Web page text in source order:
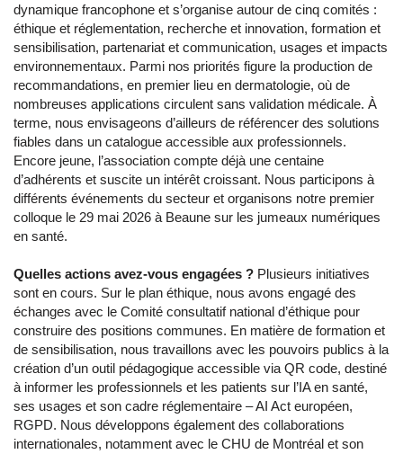
dynamique francophone et s’organise autour de cinq comités :
éthique et réglementation, recherche et innovation, formation et
sensibilisation, partenariat et communication, usages et impacts
environnementaux. Parmi nos priorités figure la production de
recommandations, en premier lieu en dermatologie, où de
nombreuses applications circulent sans validation médicale. À
terme, nous envisageons d’ailleurs de référencer des solutions
fiables dans un catalogue accessible aux professionnels.
Encore jeune, l’association compte déjà une centaine
d’adhérents et suscite un intérêt croissant. Nous participons à
différents événements du secteur et organisons notre premier
colloque le 29 mai 2026 à Beaune sur les jumeaux numériques
en santé.
Quelles actions avez-vous engagées ? Plusieurs initiatives
sont en cours. Sur le plan éthique, nous avons engagé des
échanges avec le Comité consultatif national d’éthique pour
construire des positions communes. En matière de formation et
de sensibilisation, nous travaillons avec les pouvoirs publics à la
création d’un outil pédagogique accessible via QR code, destiné
à informer les professionnels et les patients sur l’IA en santé,
ses usages et son cadre réglementaire – AI Act européen,
RGPD. Nous développons également des collaborations
internationales, notamment avec le CHU de Montréal et son